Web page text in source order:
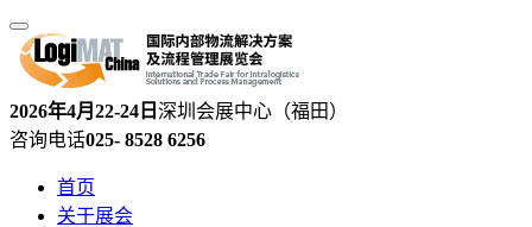
2026年4月22-24日 深圳会展中心（福田）
咨询电话025- 8528 6256
首页
关于展会